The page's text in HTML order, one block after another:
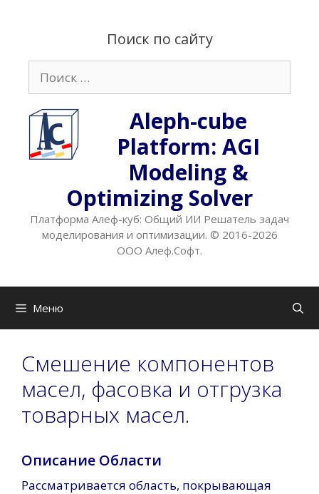
Поиск по сайту
Aleph-cube
Platform: AGI
Modeling &
Optimizing Solver
Платформа Алеф-куб: Общий ИИ Решатель задач
моделирования и оптимизации. © 2016-2026
ООО Алеф.Софт.
Меню
Смешение компонентов
масел, фасовка и отгрузка
товарных масел.
Описание Области
Рассматривается область, покрывающая